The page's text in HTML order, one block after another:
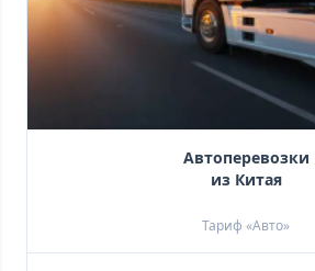
Автоперевозки
из Китая
Тариф «Авто»